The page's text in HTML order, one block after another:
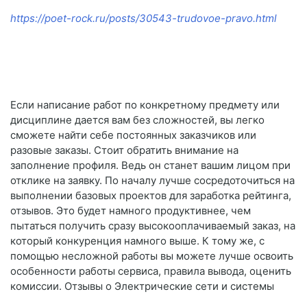
https://poet-rock.ru/posts/30543-trudovoe-pravo.html
Если написание работ по конкретному предмету или
дисциплине дается вам без сложностей, вы легко
сможете найти себе постоянных заказчиков или
разовые заказы. Стоит обратить внимание на
заполнение профиля. Ведь он станет вашим лицом при
отклике на заявку. По началу лучше сосредоточиться на
выполнении базовых проектов для заработка рейтинга,
отзывов. Это будет намного продуктивнее, чем
пытаться получить сразу высокооплачиваемый заказ, на
который конкуренция намного выше. К тому же, с
помощью несложной работы вы можете лучше освоить
особенности работы сервиса, правила вывода, оценить
комиссии. Отзывы о Электрические сети и системы